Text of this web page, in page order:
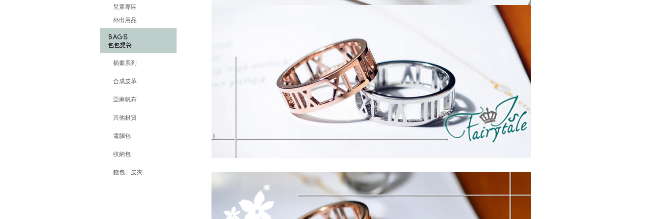
兒童專區
外出用品
插畫系列
合成皮革
亞麻帆布
其他材質
電腦包
收納包
錢包、皮夾